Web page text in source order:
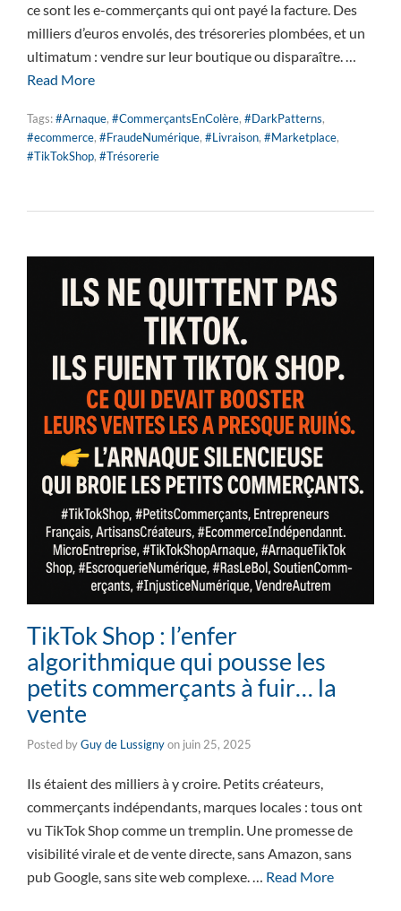
ce sont les e-commerçants qui ont payé la facture. Des
milliers d’euros envolés, des trésoreries plombées, et un
ultimatum : vendre sur leur boutique ou disparaître. …
Read More
Tags:#Arnaque, #CommerçantsEnColère, #DarkPatterns,
#ecommerce, #FraudeNumérique, #Livraison, #Marketplace,
#TikTokShop, #Trésorerie
TikTok Shop : l’enfer
algorithmique qui pousse les
petits commerçants à fuir… la
vente
Posted byGuy de Lussignyon juin 25, 2025
Ils étaient des milliers à y croire. Petits créateurs,
commerçants indépendants, marques locales : tous ont
vu TikTok Shop comme un tremplin. Une promesse de
visibilité virale et de vente directe, sans Amazon, sans
pub Google, sans site web complexe. … Read More